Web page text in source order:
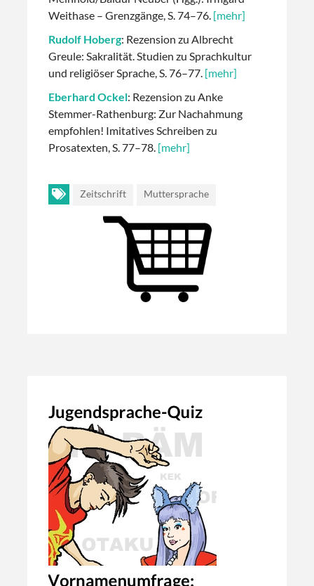
Weithase – Grenzgänge, S. 74–76. [mehr]
Rudolf Hoberg: Rezension zu Albrecht
Greule: Sakralität. Studien zu Sprachkultur
und religiöser Sprache, S. 76–77. [mehr]
Eberhard Ockel: Rezension zu Anke
Stemmer-Rathenburg: Zur Nachahmung
empfohlen! Imitatives Schreiben zu
Prosatexten, S. 77–78. [mehr]
Zeitschrift Muttersprache